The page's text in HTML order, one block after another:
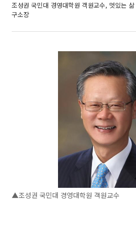
조성권 국민대 경영대학원 객원교수, 멋있는 삶
구소장
▲조성권 국민대 경영대학원 객원교수